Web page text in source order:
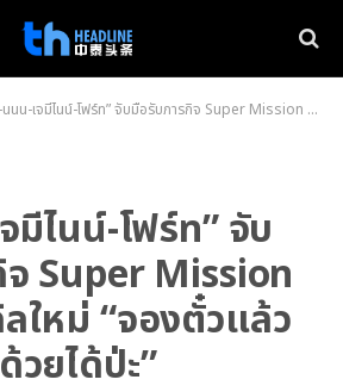
-เจมีไนน์-โฟร์ท” จับมือรับภารกิจ Super Mission ปล่อยซิงเกิลใหม่ “จองตั๋วแล้ว จองตัวเธอด้วยได้ป่ะ”
มีไนน์-โฟร์ท” จับ
Super Mission
ใหม่ “จองตั๋วแล้ว
วยได้ป่ะ”